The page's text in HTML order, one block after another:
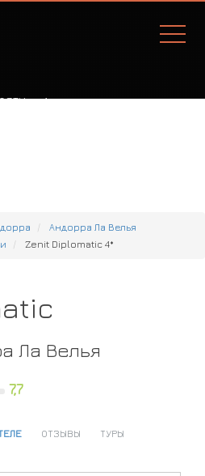
77А
Андорра Ла Велья
Zenit Diplomatic 4*
Ла Велья
7,7
ОТЗЫВЫ ТУРЫ